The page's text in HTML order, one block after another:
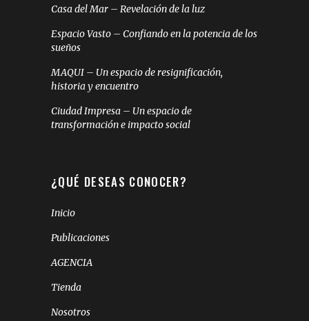
Casa del Mar – Revelación de la luz
Espacio Vasto – Confiando en la potencia de los
sueños
MAQUI – Un espacio de resignificación,
historia y encuentro
Ciudad Impresa – Un espacio de
transformación e impacto social
¿QUÉ DESEAS CONOCER?
Inicio
Publicaciones
AGENCIA
Tienda
Nosotros